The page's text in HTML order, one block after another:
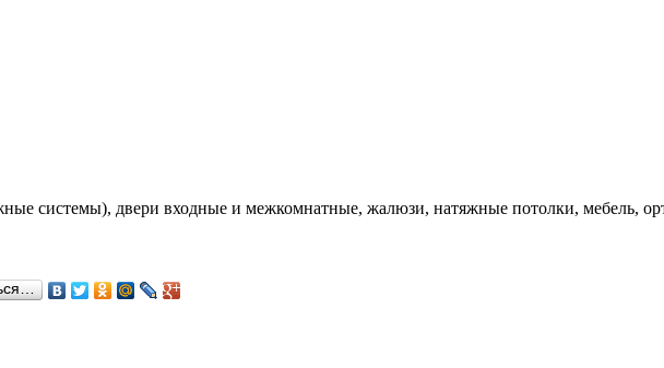
системы), двери входные и межкомнатные, жалюзи, натяжные потолки, мебель,